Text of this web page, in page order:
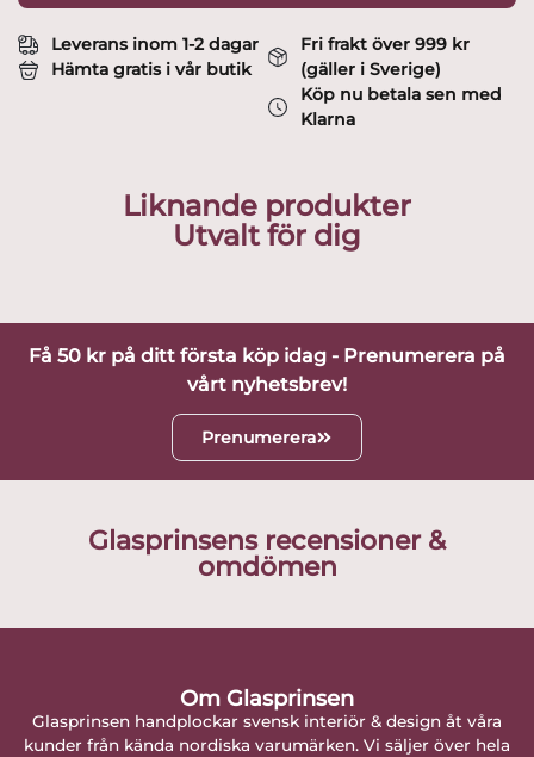
Louise
Adelborg
Leverans inom 1-2 dagar
Hämta gratis i vår butik
Fri frakt över 999 kr
(gäller i Sverige)
Köp nu betala sen med
Klarna
Liknande produkter
Utvalt för dig
Få 50 kr på ditt första köp idag - Prenumerera på
vårt nyhetsbrev!
Prenumerera
Glasprinsens recensioner &
omdömen
Om Glasprinsen
Glasprinsen handplockar svensk interiör & design åt våra
kunder från kända nordiska varumärken. Vi säljer över hela